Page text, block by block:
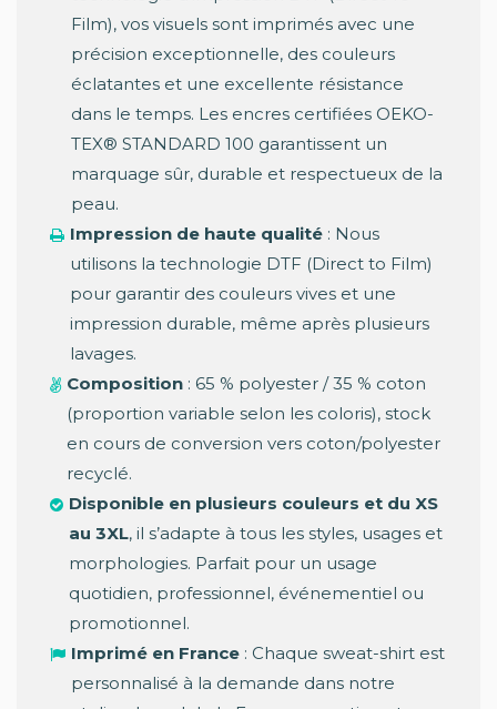
Film), vos visuels sont imprimés avec une
précision exceptionnelle, des couleurs
éclatantes et une excellente résistance
dans le temps. Les encres certifiées OEKO-
TEX® STANDARD 100 garantissent un
marquage sûr, durable et respectueux de la
peau.
Impression de haute qualité : Nous
utilisons la technologie DTF (Direct to Film)
pour garantir des couleurs vives et une
impression durable, même après plusieurs
lavages.
Composition : 65 % polyester / 35 % coton
(proportion variable selon les coloris), stock
en cours de conversion vers coton/polyester
recyclé.
Disponible en plusieurs couleurs et du XS
au 3XL, il s’adapte à tous les styles, usages et
morphologies. Parfait pour un usage
quotidien, professionnel, événementiel ou
promotionnel.
Imprimé en France : Chaque sweat-shirt est
personnalisé à la demande dans notre